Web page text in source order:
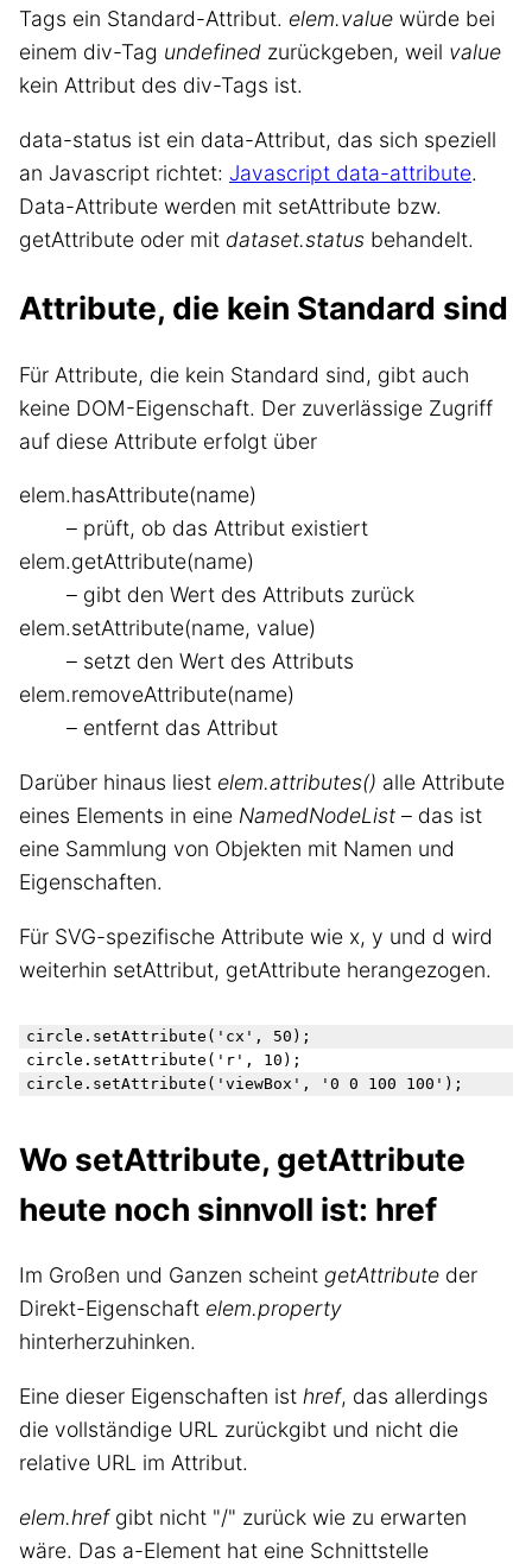
Tags ein Standard-Attribut. elem.value würde bei
einem div-Tag undefined zurückgeben, weil value
kein Attribut des div-Tags ist.
data-status ist ein data-Attribut, das sich speziell
an Javascript richtet: Javascript data-attribute.
Data-Attribute werden mit setAttribute bzw.
getAttribute oder mit dataset.status behandelt.
Attribute, die kein Standard sind
Für Attribute, die kein Standard sind, gibt auch
keine DOM-Eigenschaft. Der zuverlässige Zugriff
auf diese Attribute erfolgt über
elem.hasAttribute(name)
– prüft, ob das Attribut existiert
elem.getAttribute(name)
– gibt den Wert des Attributs zurück
elem.setAttribute(name, value)
– setzt den Wert des Attributs
elem.removeAttribute(name)
– entfernt das Attribut
Darüber hinaus liest elem.attributes() alle Attribute
eines Elements in eine NamedNodeList – das ist
eine Sammlung von Objekten mit Namen und
Eigenschaften.
Für SVG-spezifische Attribute wie x, y und d wird
weiterhin setAttribut, getAttribute herangezogen.
circle.setAttribute('cx', 50);
circle.setAttribute('r', 10);
Wo setAttribute, getAttribute
heute noch sinnvoll ist: href
Im Großen und Ganzen scheint getAttribute der
Direkt-Eigenschaft elem.property
hinterherzuhinken.
Eine dieser Eigenschaften ist href, das allerdings
die vollständige URL zurückgibt und nicht die
relative URL im Attribut.
elem.hrefgibt nicht "/" zurück wie zu erwarten
wäre. Das a-Element hat eine Schnittstelle